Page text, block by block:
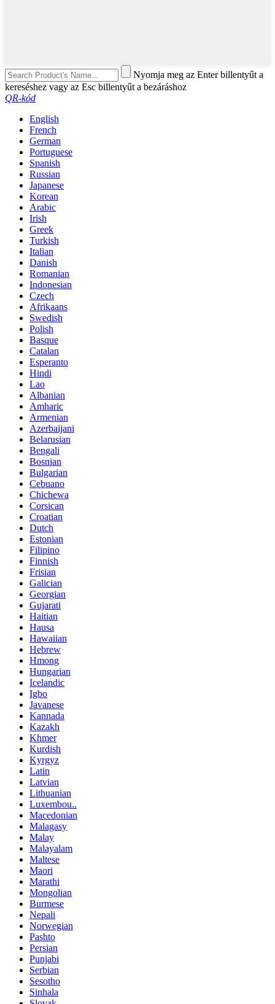
Nyomja meg az Enter billentyűt a
kereséshez vagy az Esc billentyűt a bezáráshoz
QR-kód
English
French
German
Portuguese
Spanish
Russian
Japanese
Korean
Arabic
Irish
Greek
Turkish
Italian
Danish
Romanian
Indonesian
Czech
Afrikaans
Swedish
Polish
Basque
Catalan
Esperanto
Hindi
Lao
Albanian
Amharic
Armenian
Azerbaijani
Belarusian
Bengali
Bosnian
Bulgarian
Cebuano
Chichewa
Corsican
Croatian
Dutch
Estonian
Filipino
Finnish
Frisian
Galician
Georgian
Gujarati
Haitian
Hausa
Hawaiian
Hebrew
Hmong
Hungarian
Icelandic
Igbo
Javanese
Kannada
Kazakh
Khmer
Kurdish
Kyrgyz
Latin
Latvian
Lithuanian
Luxembou..
Macedonian
Malagasy
Malay
Malayalam
Maltese
Maori
Marathi
Mongolian
Burmese
Nepali
Norwegian
Pashto
Persian
Punjabi
Serbian
Sesotho
Sinhala